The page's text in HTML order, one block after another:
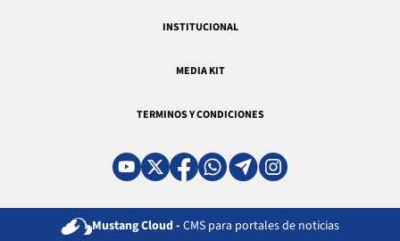
INSTITUCIONAL
MEDIA KIT
TERMINOS Y CONDICIONES
Mustang Cloud - CMS para portales de noticias